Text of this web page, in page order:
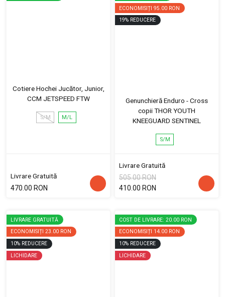
Cotiere Hochei Jucător, Junior,
CCM JETSPEED FTW
S/M M/L
Livrare Gratuită
470.00 RON
ECONOMISIȚI 95.00 RON
19% REDUCERE
Genunchieră Enduro - Cross
copii THOR YOUTH
KNEEGUARD SENTINEL
S/M
Livrare Gratuită
505.00 RON
410.00 RON
LIVRARE GRATUITĂ
ECONOMISIȚI 23.00 RON
10% REDUCERE
LICHIDARE
COST DE LIVRARE: 20.00 RON
ECONOMISIȚI 14.00 RON
10% REDUCERE
LICHIDARE